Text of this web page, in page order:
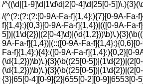
/^((\d|[1-9]\d|1\d\d|2[0-4]\d|25[0-
/(^(?:(?:(?:[0-9A-Fa-f]{1,4}:){7}[0-9A-Fa-
f]{1,4}:){0,3}[0-9A-Fa-f]{1,4})|(([0-9A-Fa-
5])|(1\d{2})|(2[0-
9A-Fa-f]{1,4})|(::([0-9A-Fa-
Fa-f]{1,4}:){4}:([0-9A-Fa-f]{1,4}:){0,2}[0-
(\d{1,2}))\b)\.){3}(\b((25[0-
(\d{1,2}))\b)\.){3}(\b((25[0-
{3}|65[0-4][0-9]{2}|655[0-2][0-9]|6553[0-